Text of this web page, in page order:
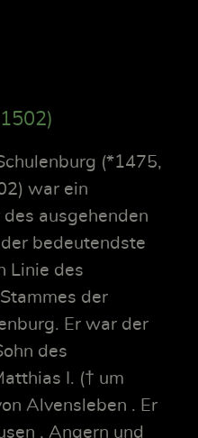
(*1475,
war ein
ausgehenden
bedeutendste
Linie des
der
Er war der
des
I. († um
Alvensleben . Er
, Angern und